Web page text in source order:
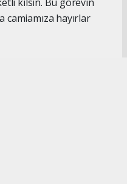
camiamıza hayırlar